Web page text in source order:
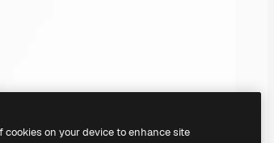
cookies on your device to enhance site